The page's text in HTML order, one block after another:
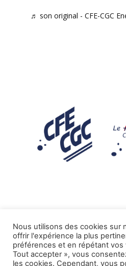
♬ son original - CFE-CGC
Mentions légales
Tous droits réservés CFE-CGC
Nous utilisons des cookies sur
offrir l'expérience la plus
préférences et en répétant vos
Tout accepter », vous
les cookies. Cependant, vous